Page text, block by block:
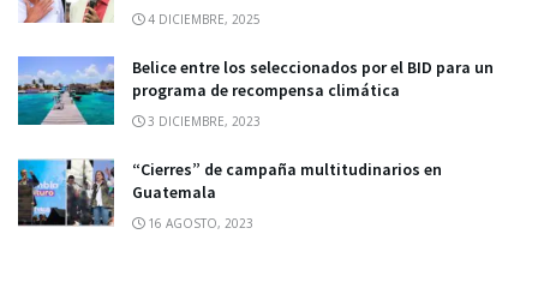
4 DICIEMBRE, 2025
Belice entre los seleccionados por el BID para un
programa de recompensa climática
3 DICIEMBRE, 2023
“Cierres” de campaña multitudinarios en
Guatemala
16 AGOSTO, 2023